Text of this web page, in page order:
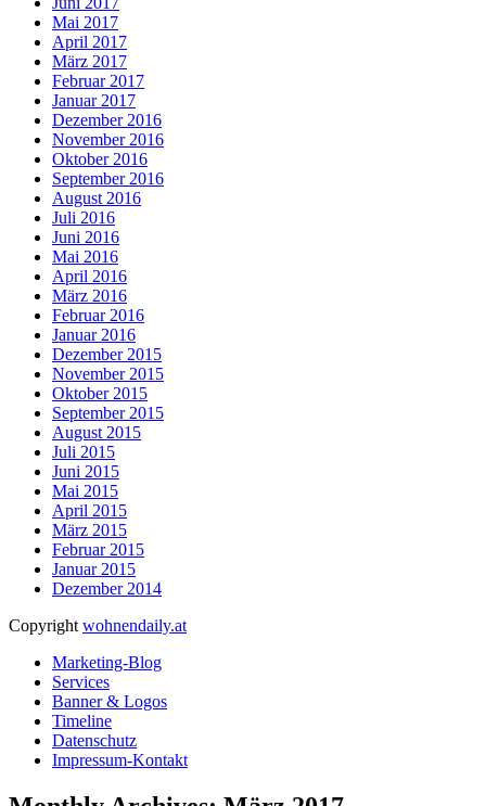
Mai 2017
April 2017
März 2017
Februar 2017
Januar 2017
Dezember 2016
November 2016
Oktober 2016
September 2016
August 2016
Juli 2016
Juni 2016
Mai 2016
April 2016
März 2016
Februar 2016
Januar 2016
Dezember 2015
November 2015
Oktober 2015
September 2015
August 2015
Juli 2015
Juni 2015
Mai 2015
April 2015
März 2015
Februar 2015
Januar 2015
Dezember 2014
Copyright wohnendaily.at
Marketing-Blog
Services
Banner & Logos
Timeline
Datenschutz
Impressum-Kontakt